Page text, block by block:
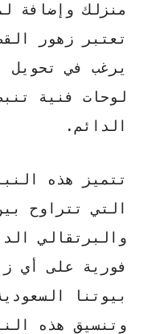
منزلك وإضافة
تعتبر زهور
يرغب في تحويل
لوحات فنية
الدائم.
تتميز هذه
التي تتراوح
والبرتقالي
فورية على أي
بيوتنا
وتنسيق هذه